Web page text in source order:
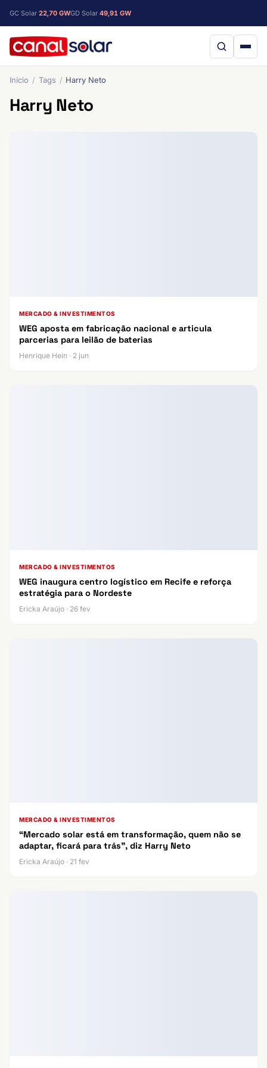
GC Solar 22,70 GWGD Solar 49,91 GW
Início Tags Harry Neto
Harry Neto
MERCADO & INVESTIMENTOS
WEG aposta em fabricação nacional e articula
parcerias para leilão de baterias
Henrique Hein · 2 jun
MERCADO & INVESTIMENTOS
WEG inaugura centro logístico em Recife e reforça
estratégia para o Nordeste
Ericka Araújo · 26 fev
MERCADO & INVESTIMENTOS
“Mercado solar está em transformação, quem não se
adaptar, ficará para trás”, diz Harry Neto
Ericka Araújo · 21 fev